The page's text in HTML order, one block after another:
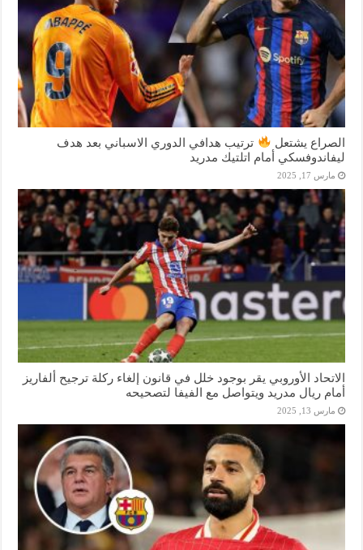
الصراع يشتعل
ترتيب هدافي الدوري الاسباني بعد هدف
ليفاندوفسكي أمام اتلتيك مدريد
مارس 17, 2025
الاتحاد الأوروبي يقر بوجود خلل في قانون إلغاء ركلة ترجيح ألفاريز
أمام ريال مدريد ويتواصل مع الفيفا لتصحيحه
مارس 13, 2025